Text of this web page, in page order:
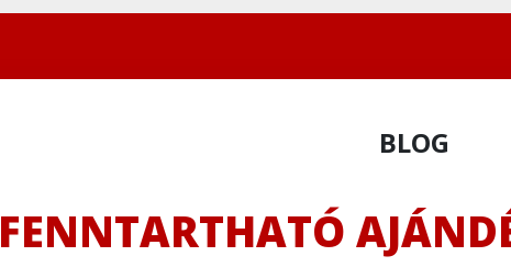
BLOG
FENNTARTHATÓ